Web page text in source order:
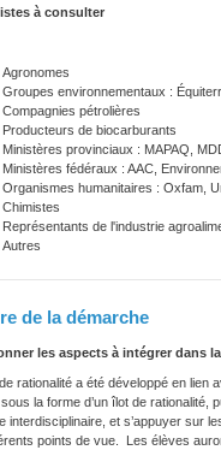
à consulter
Agronomes
Groupes environnementaux :
Compagnies pétrolières
Producteurs de biocarburants
Ministères provinciaux : MAPAQ,
Ministères fédéraux : AAC,
Organismes humanitaires : Oxfam,
Chimistes
Représentants de l'industrie
Autres
de la démarche
les aspects à intégrer dans
rationalité a été développé en lien
la forme d’un îlot de
interdisciplinaire, et s’appuyer sur
points de vue. Les élèves